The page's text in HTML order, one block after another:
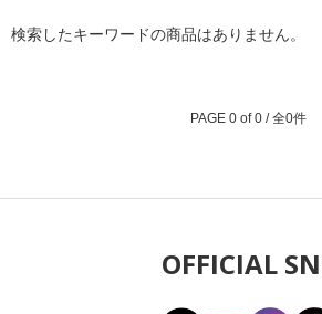
検索したキーワードの商品はありません。
PAGE 0 of 0 / 全0件
OFFICIAL